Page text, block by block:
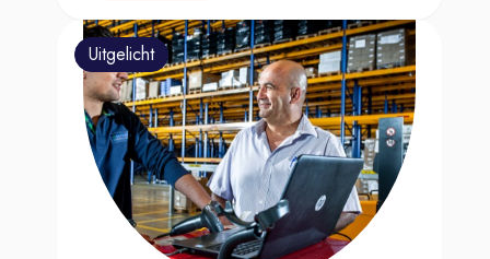
Uitgelicht